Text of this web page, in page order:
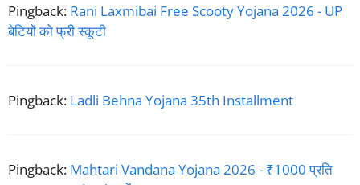
Pingback: Rani Laxmibai Free Scooty Yojana 2026 - UP
बेटियों को फ्री स्कूटी
Pingback: Ladli Behna Yojana 35th Installment
Pingback: Mahtari Vandana Yojana 2026 - ₹1000 प्रति